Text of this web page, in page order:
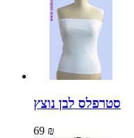
סטרפלס לבן נוצץ
69 ₪